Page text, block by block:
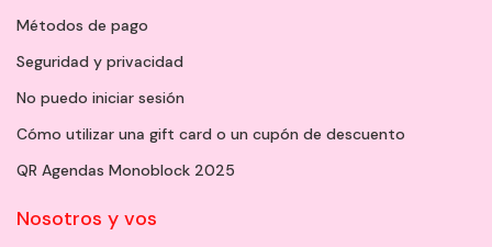
Métodos de pago
Seguridad y privacidad
No puedo iniciar sesión
Cómo utilizar una gift card o un cupón de descuento
QR Agendas Monoblock 2025
Nosotros y vos